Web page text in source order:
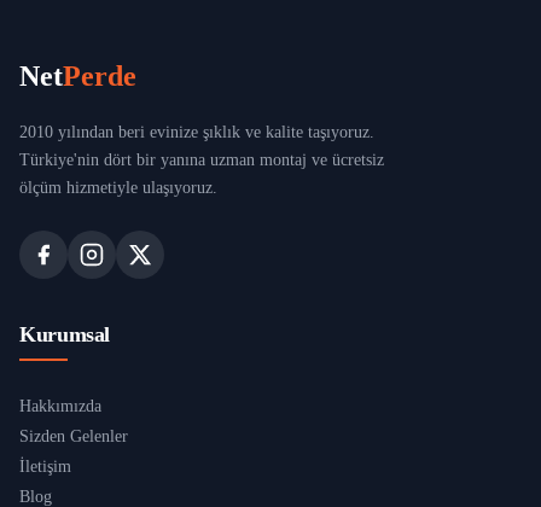
NetPerde
2010 yılından beri evinize şıklık ve kalite taşıyoruz.
Türkiye'nin dört bir yanına uzman montaj ve ücretsiz
ölçüm hizmetiyle ulaşıyoruz.
Kurumsal
Hakkımızda
Sizden Gelenler
İletişim
Blog